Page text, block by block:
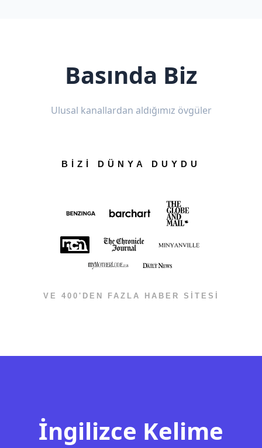
Basında Biz
Ulusal kanallardan aldığımız övgüler
BİZİ DÜNYA DUYDU
VE 400'DEN FAZLA HABER SİTESİ
İngilizce Kelime